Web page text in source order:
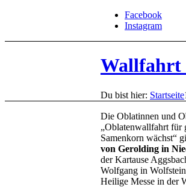
Facebook
Instagram
Wallfahrt
Du bist hier: Startseite
Die Oblatinnen und
„Oblatenwallfahrt für
Samenkorn wächst“
von Gerolding in
der Kartause
Wolfgang in
Heilige Messe in der